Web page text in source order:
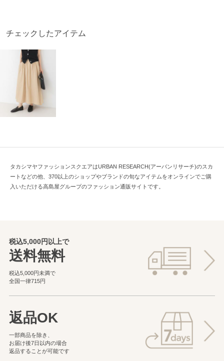
チェックしたアイテム
タカシマヤファッションスクエアはURBAN RESEARCH(アーバンリサーチ)のスカ
ートなどの他、370以上のショップやブランドの旬なアイテムをオンラインでご購
入いただける高島屋グループのファッション通販サイトです。
税込5,000円以上で
送料無料
税込5,000円未満で
全国一律715円
返品OK
一部商品を除き、
お届け後7日以内の場合
返品することが可能です